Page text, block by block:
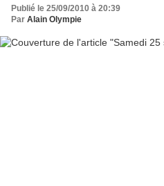
Publié le 25/09/2010 à 20:39
Par Alain Olympie